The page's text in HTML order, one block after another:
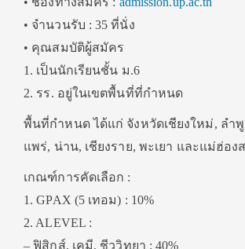
• จำนวนรับ : 35 ที่นั่ง
• คุณสมบัติผู้สมัคร
1. เป็นนักเรียนชั้น ม.6
2. รร. อยู่ในเขตพื้นที่ที่กำหนด
พื้นที่กำหนด ได้แก่ จังหวัดเชียงใหม่, ลำ
แพร่, น่าน, เชียงราย, พะเยา และแม่ฮ่อง
เกณฑ์การคัดเลือก :
1. GPAX (5 เทอม) : 10%
2. ALEVEL :
– ฟิสิกส์, เคมี, ชีววิทยา : 40%